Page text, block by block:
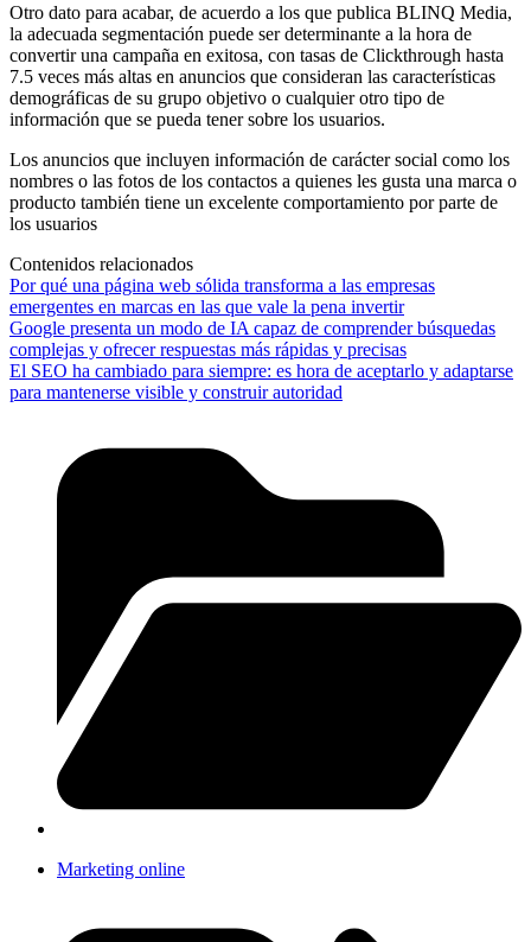
Otro dato para acabar, de acuerdo a los que publica BLINQ Media,
la adecuada segmentación puede ser determinante a la hora de
convertir una campaña en exitosa, con tasas de Clickthrough hasta
7.5 veces más altas en anuncios que consideran las características
demográficas de su grupo objetivo o cualquier otro tipo de
información que se pueda tener sobre los usuarios.
Los anuncios que incluyen información de carácter social como los
nombres o las fotos de los contactos a quienes les gusta una marca o
producto también tiene un excelente comportamiento por parte de
los usuarios
Contenidos relacionados
Por qué una página web sólida transforma a las empresas
emergentes en marcas en las que vale la pena invertir
Google presenta un modo de IA capaz de comprender búsquedas
complejas y ofrecer respuestas más rápidas y precisas
El SEO ha cambiado para siempre: es hora de aceptarlo y adaptarse
para mantenerse visible y construir autoridad
Marketing online